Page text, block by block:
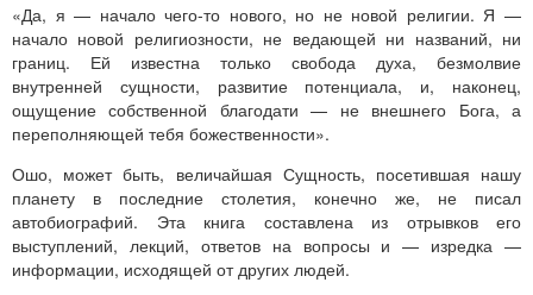
«Да, я — начало чего-то нового, но не новой религии. Я —
начало новой религиозности, не ведающей ни названий, ни
границ. Ей известна только свобода духа, безмолвие
внутренней сущности, развитие потенциала, и, наконец,
ощущение собственной благодати — не внешнего Бога, а
переполняющей тебя божественности».
Ошо, может быть, величайшая Сущность, посетившая нашу
планету в последние столетия, конечно же, не писал
автобиографий. Эта книга составлена из отрывков его
выступлений, лекций, ответов на вопросы и — изредка —
информации, исходящей от других людей.